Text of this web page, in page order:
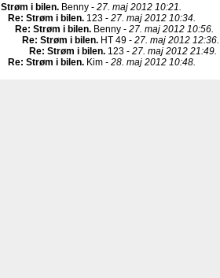
Strøm i bilen. Benny - 27. maj 2012 10:21.
Re: Strøm i bilen. 123 - 27. maj 2012 10:34.
Re: Strøm i bilen. Benny - 27. maj 2012 10:56.
Re: Strøm i bilen. HT 49 - 27. maj 2012 12:36.
Re: Strøm i bilen. 123 - 27. maj 2012 21:49.
Re: Strøm i bilen. Kim - 28. maj 2012 10:48.